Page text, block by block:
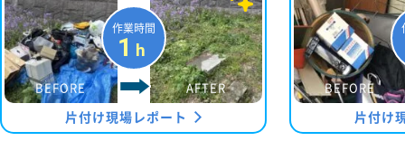
BEFORE AFTER
作業時間
1 h
片付け現場レポート
BEFORE
片付け